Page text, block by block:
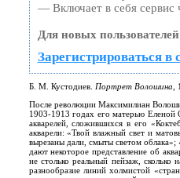
— Включает в себя сервис
Для новых
Зарегистрироваться в
Б. М. Кустодиев. Портрет Волошина
После революции Максимилиан
1903-1913 годах его матерью Еленой
акварелей, сложившихся в его
акварели: «Твой влажный свет и
вырезаны дали, смыты светом
дают некоторое представление об
не столько реальный пейзаж, сколько
разнообразие линий холмистой